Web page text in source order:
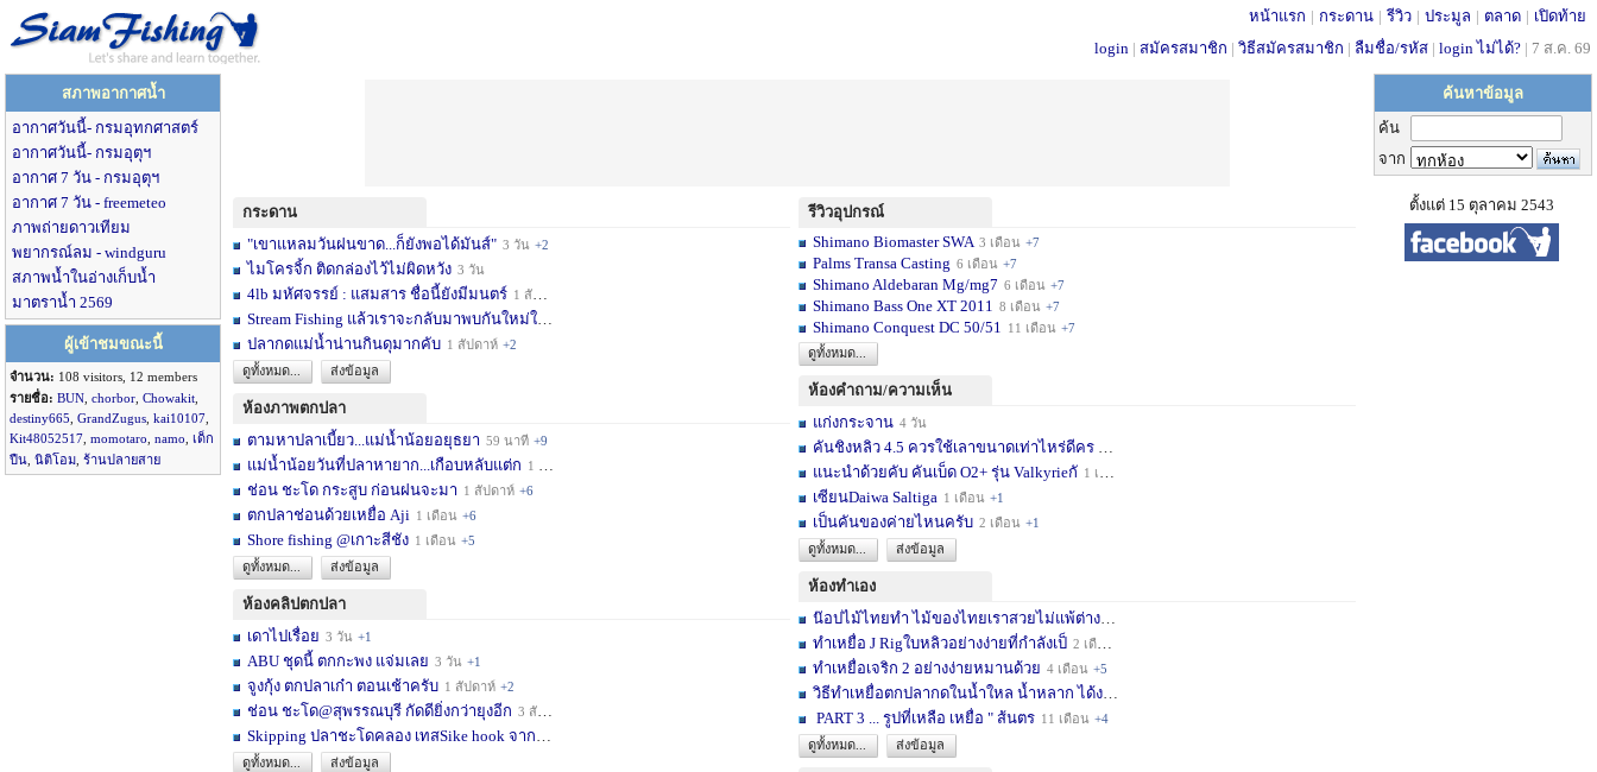
หน้าแรก | กระดาน | รีวิว | ประมูล | ตลาด | เปิดท้าย
login | สมัครสมาชิก | วิธีสมัครสมาชิก | ลืมชื่อ/รหัส | login ไม่ได้? | 7 ส.ค. 69
สภาพอากาศน้ำ
อากาศวันนี้- กรมอุทกศาสตร์
อากาศวันนี้- กรมอุตุฯ
อากาศ 7 วัน - กรมอุตุฯ
อากาศ 7 วัน - freemeteo
ภาพถ่ายดาวเทียม
พยากรณ์ลม - windguru
สภาพน้ำในอ่างเก็บน้ำ
มาตราน้ำ 2569
ผู้เข้าชมขณะนี้
จำนวน: 108 visitors, 12 members
รายชื่อ: BUN chorbor Chowakit
destiny665 GrandZugus kai10107
Kit48052517 momotaro namo เด็ก
ปืน นิติโอม ร้านปลายสาย
กระดาน
"เขาแหลมวันฝนขาด...ก็ยังพอได้มันส์" 3 วัน +2
ไมโครจิ้ก ติดกล่องไว้ไม่ผิดหวัง 3 วัน
4lb มหัศจรรย์ : แสมสาร ชื่อนี้ยังมีมนตร์ 1 สัปดาห์
Stream Fishing แล้วเราจะกลับมาพบกันใหม่ใ
ปลากดแม่น้ำน่านกินดุมากคับ 1 สัปดาห์ +2
ดูทั้งหมด...
ส่งข้อมูล
ห้องภาพตกปลา
ตามหาปลาเบี้ยว...แม่น้ำน้อยอยุธยา 59 นาที +9
แม่น้ำน้อยวันที่ปลาหายาก...เกือบหลับแต่ก 1 ชม.
ช่อน ชะโด กระสูบ ก่อนฝนจะมา 1 สัปดาห์ +6
ตกปลาช่อนด้วยเหยื่อ Aji 1 เดือน +6
Shore fishing @เกาะสีชัง 1 เดือน +5
ดูทั้งหมด...
ส่งข้อมูล
ห้องคลิปตกปลา
เดาไปเรื่อย 3 วัน +1
ABU ชุดนี้ ตกกะพง แจ่มเลย 3 วัน +1
จูงกุ้ง ตกปลาเก๋า ตอนเช้าครับ 1 สัปดาห์ +2
ช่อน ชะโด@สุพรรณบุรี กัดดียิ่งกว่ายุงอีก 3 สัปดาห์
Skipping ปลาชะโดคลอง เทสSike hook จากLF
ดูทั้งหมด...
ส่งข้อมูล
รีวิวอุปกรณ์
Shimano Biomaster SWA 3 เดือน +7
Palms Transa Casting 6 เดือน +7
Shimano Aldebaran Mg/mg7 6 เดือน +7
Shimano Bass One XT 2011 8 เดือน +7
Shimano Conquest DC 50/51 11 เดือน +7
ดูทั้งหมด...
ห้องคำถาม/ความเห็น
แก่งกระจาน 4 วัน
คันชิงหลิว 4.5 ควรใช้เลาขนาดเท่าไหร่ดีคร
แนะนำด้วยคับ คันเบ็ด O2+ รุ่น Valkyrieกั 1 เดือน
เซียนDaiwa Saltiga 1 เดือน +1
เป็นคันของค่ายไหนครับ 2 เดือน +1
ดูทั้งหมด...
ส่งข้อมูล
ห้องทำเอง
น๊อปไม้ไทยทำ ไม้ของไทยเราสวยไม่แพ้ต่างชา
ทำเหยื่อ J Rigใบหลิวอย่างง่ายที่กำลังเป็ 2 เดือน
ทำเหยื่อเจริก 2 อย่างง่ายหมานด้วย 4 เดือน +5
วิธีทำเหยื่อตกปลากดในน้ำใหล น้ำหลาก ได้ง
PART 3 ... รูปที่เหลือ เหยื่อ " ส้นตร 11 เดือน +4
ดูทั้งหมด...
ส่งข้อมูล
ค้นหาข้อมูล
ค้น
จาก
ตั้งแต่ 15 ตุลาคม 2543